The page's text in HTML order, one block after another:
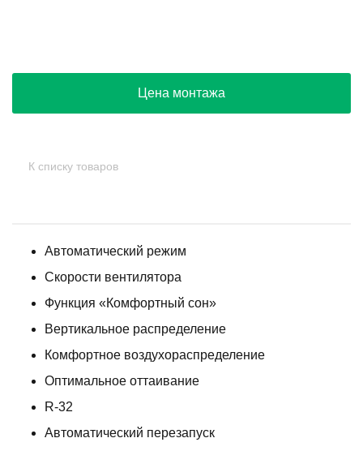
Цена монтажа
К списку товаров
Автоматический режим
Скорости вентилятора
Функция «Комфортный сон»
Вертикальное распределение
Комфортное воздухораспределение
Оптимальное оттаивание
R-32
Автоматический перезапуск